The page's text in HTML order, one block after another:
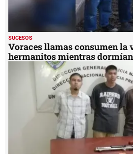
SUCESOS
Voraces llamas consumen la
hermanitos mientras dormían